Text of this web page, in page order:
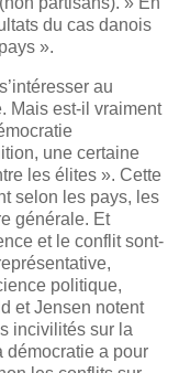
du cas danois
».
au
Mais est-il vraiment
une certaine
les élites ». Cette
selon les pays, les
générale. Et
et le conflit sont-
politique,
etJensen notent
incivilités sur la
démocratie a pour